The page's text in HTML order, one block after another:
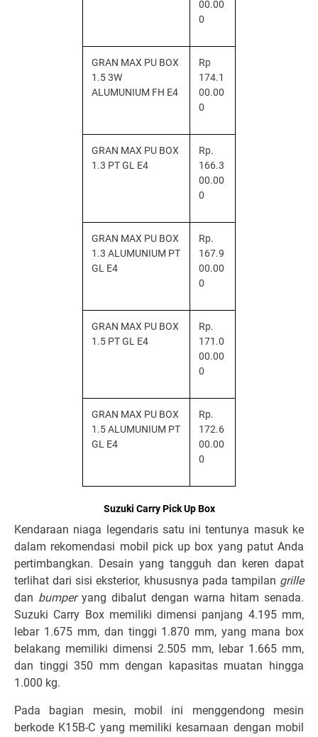
00.00
0
GRAN MAX PU BOX
1.5 3W
ALUMUNIUM FH E4
Rp
174.1
00.00
0
GRAN MAX PU BOX
1.3 PT GL E4
Rp.
166.3
00.00
0
GRAN MAX PU BOX
1.3 ALUMUNIUM PT
GL E4
Rp.
167.9
00.00
0
GRAN MAX PU BOX
1.5 PT GL E4
Rp.
171.0
00.00
0
GRAN MAX PU BOX
1.5 ALUMUNIUM PT
GL E4
Rp.
172.6
00.00
0
Suzuki Carry Pick Up Box
Kendaraan niaga legendaris satu ini tentunya masuk ke
dalam rekomendasi mobil pick up box yang patut Anda
pertimbangkan. Desain yang tangguh dan keren dapat
terlihat dari sisi eksterior, khususnya pada tampilan grille
dan bumper yang dibalut dengan warna hitam senada.
Suzuki Carry Box memiliki dimensi panjang 4.195 mm,
lebar 1.675 mm, dan tinggi 1.870 mm, yang mana box
belakang memiliki dimensi 2.505 mm, lebar 1.665 mm,
dan tinggi 350 mm dengan kapasitas muatan hingga
1.000 kg.
Pada bagian mesin, mobil ini menggendong mesin
berkode K15B-C yang memiliki kesamaan dengan mobil